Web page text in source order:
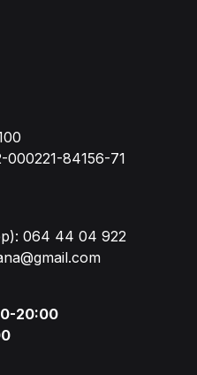
000221-84156-71
064 44 04 922
20:00